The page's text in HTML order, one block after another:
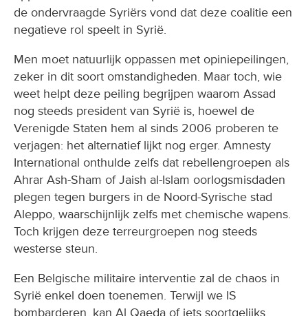
de ondervraagde Syriërs vond dat deze coalitie een
negatieve rol speelt in Syrië.
Men moet natuurlijk oppassen met opiniepeilingen,
zeker in dit soort omstandigheden. Maar toch, wie
weet helpt deze peiling begrijpen waarom Assad
nog steeds president van Syrië is, hoewel de
Verenigde Staten hem al sinds 2006 proberen te
verjagen: het alternatief lijkt nog erger. Amnesty
International onthulde zelfs dat rebellengroepen als
Ahrar Ash-Sham of Jaish al-Islam oorlogsmisdaden
plegen tegen burgers in de Noord-Syrische stad
Aleppo, waarschijnlijk zelfs met chemische wapens.
Toch krijgen deze terreurgroepen nog steeds
westerse steun.
Een Belgische militaire interventie zal de chaos in
Syrië enkel doen toenemen. Terwijl we IS
bombarderen, kan Al Qaeda of iets soortgelijks